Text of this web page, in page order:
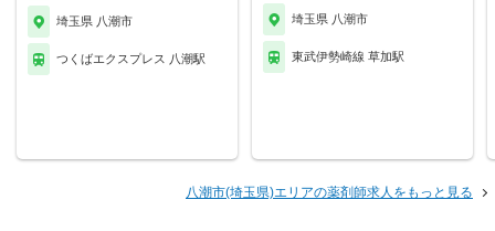
埼玉県 八潮市
つくばエクスプレス 八潮駅
埼玉県 八潮市
東武伊勢崎線 草加駅
八潮市(埼玉県)エリアの薬剤師求人をもっと見る